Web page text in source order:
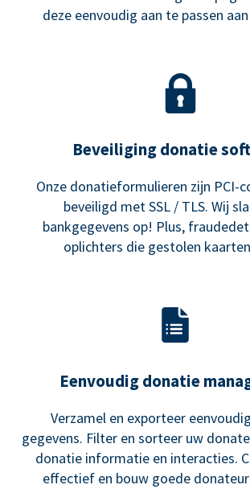
deze eenvoudig aan te passen
Beveiliging donatie
Onze donatieformulieren zijn PCI-
beveiligd met SSL / TLS. Wij
bankgegevens op! Plus,
oplichters die gestolen
Eenvoudig donatie
Verzamel en exporteer
gegevens. Filter en sorteer uw
donatie informatie en interacties.
effectief en bouw goede